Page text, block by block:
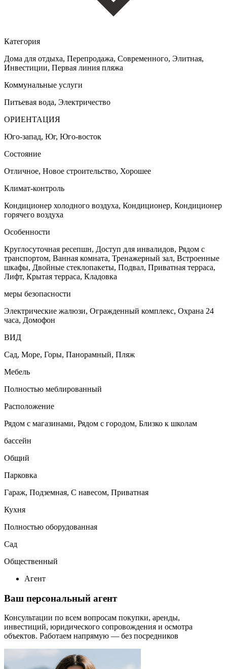
Категория
Дома для отдыха, Перепродажа, Cовременного, Элитная,
Инвестиции, Первая линия пляжа
Коммунальные услуги
Питьевая вода, Электричество
ОРИЕНТАЦИЯ
Юго-запад, Юг, Юго-восток
Состояние
Отличное, Новое строительство, Хорошее
Климат-контроль
Кондиционер холодного воздуха, Кондиционер, Кондиционер
горячего воздуха
Особенности
Круглосуточная ресепшн, Доступ для инвалидов, Рядом с
транспортом, Ванная комната, Тренажерный зал, Встроенные
шкафы, Двойные стеклопакеты, Подвал, Приватная терраса,
Лифт, Крытая терраса, Кладовка
меры безопасности
Электрические жалюзи, Огражденный комплекс, Охрана 24
часа, Домофон
ВИД
Сад, Море, Горы, Панорамный, Пляж
Мебель
Полностью меблированный
Расположение
Рядом с магазинами, Рядом с городом, Близко к школам
бассейн
Общий
Парковка
Гараж, Подземная, С навесом, Приватная
Кухня
Полностью оборудованная
Сад
Общественный
Агент
Ваш персональный агент
Консультации по всем вопросам покупки, аренды,
инвестиций, юридического сопровождения и осмотра
объектов. Работаем напрямую — без посредников